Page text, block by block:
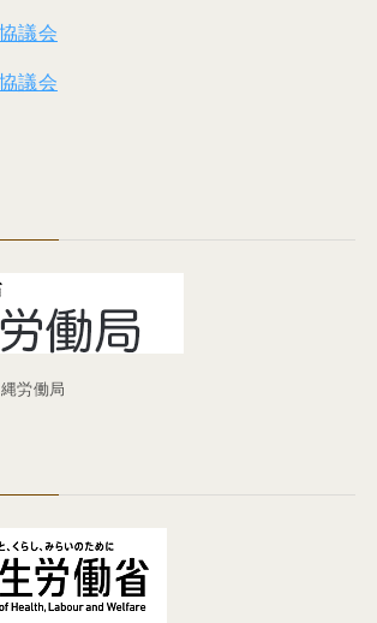
議会
議会
労働局